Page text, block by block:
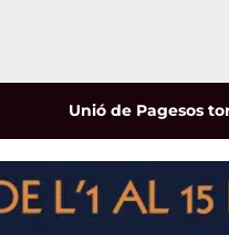
Unió de Pagesos tornarà